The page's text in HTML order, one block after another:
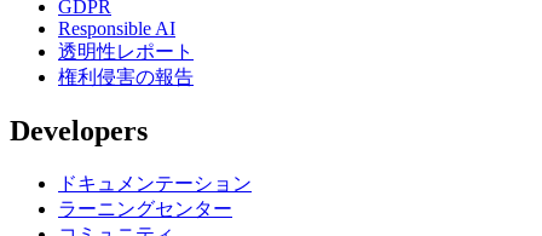
GDPR
Responsible AI
透明性レポート
権利侵害の報告
Developers
ドキュメンテーション
ラーニングセンター